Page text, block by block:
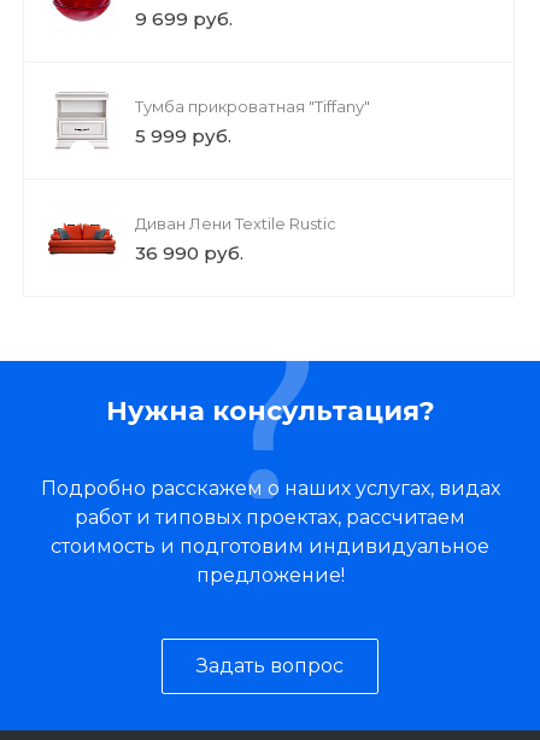
9 699 руб.
Тумба прикроватная "Tiffany"
5 999 руб.
Диван Лени Textile Rustic
36 990 руб.
Нужна консультация?
Подробно расскажем о наших услугах, видах
работ и типовых проектах, рассчитаем
стоимость и подготовим индивидуальное
предложение!
Задать вопрос